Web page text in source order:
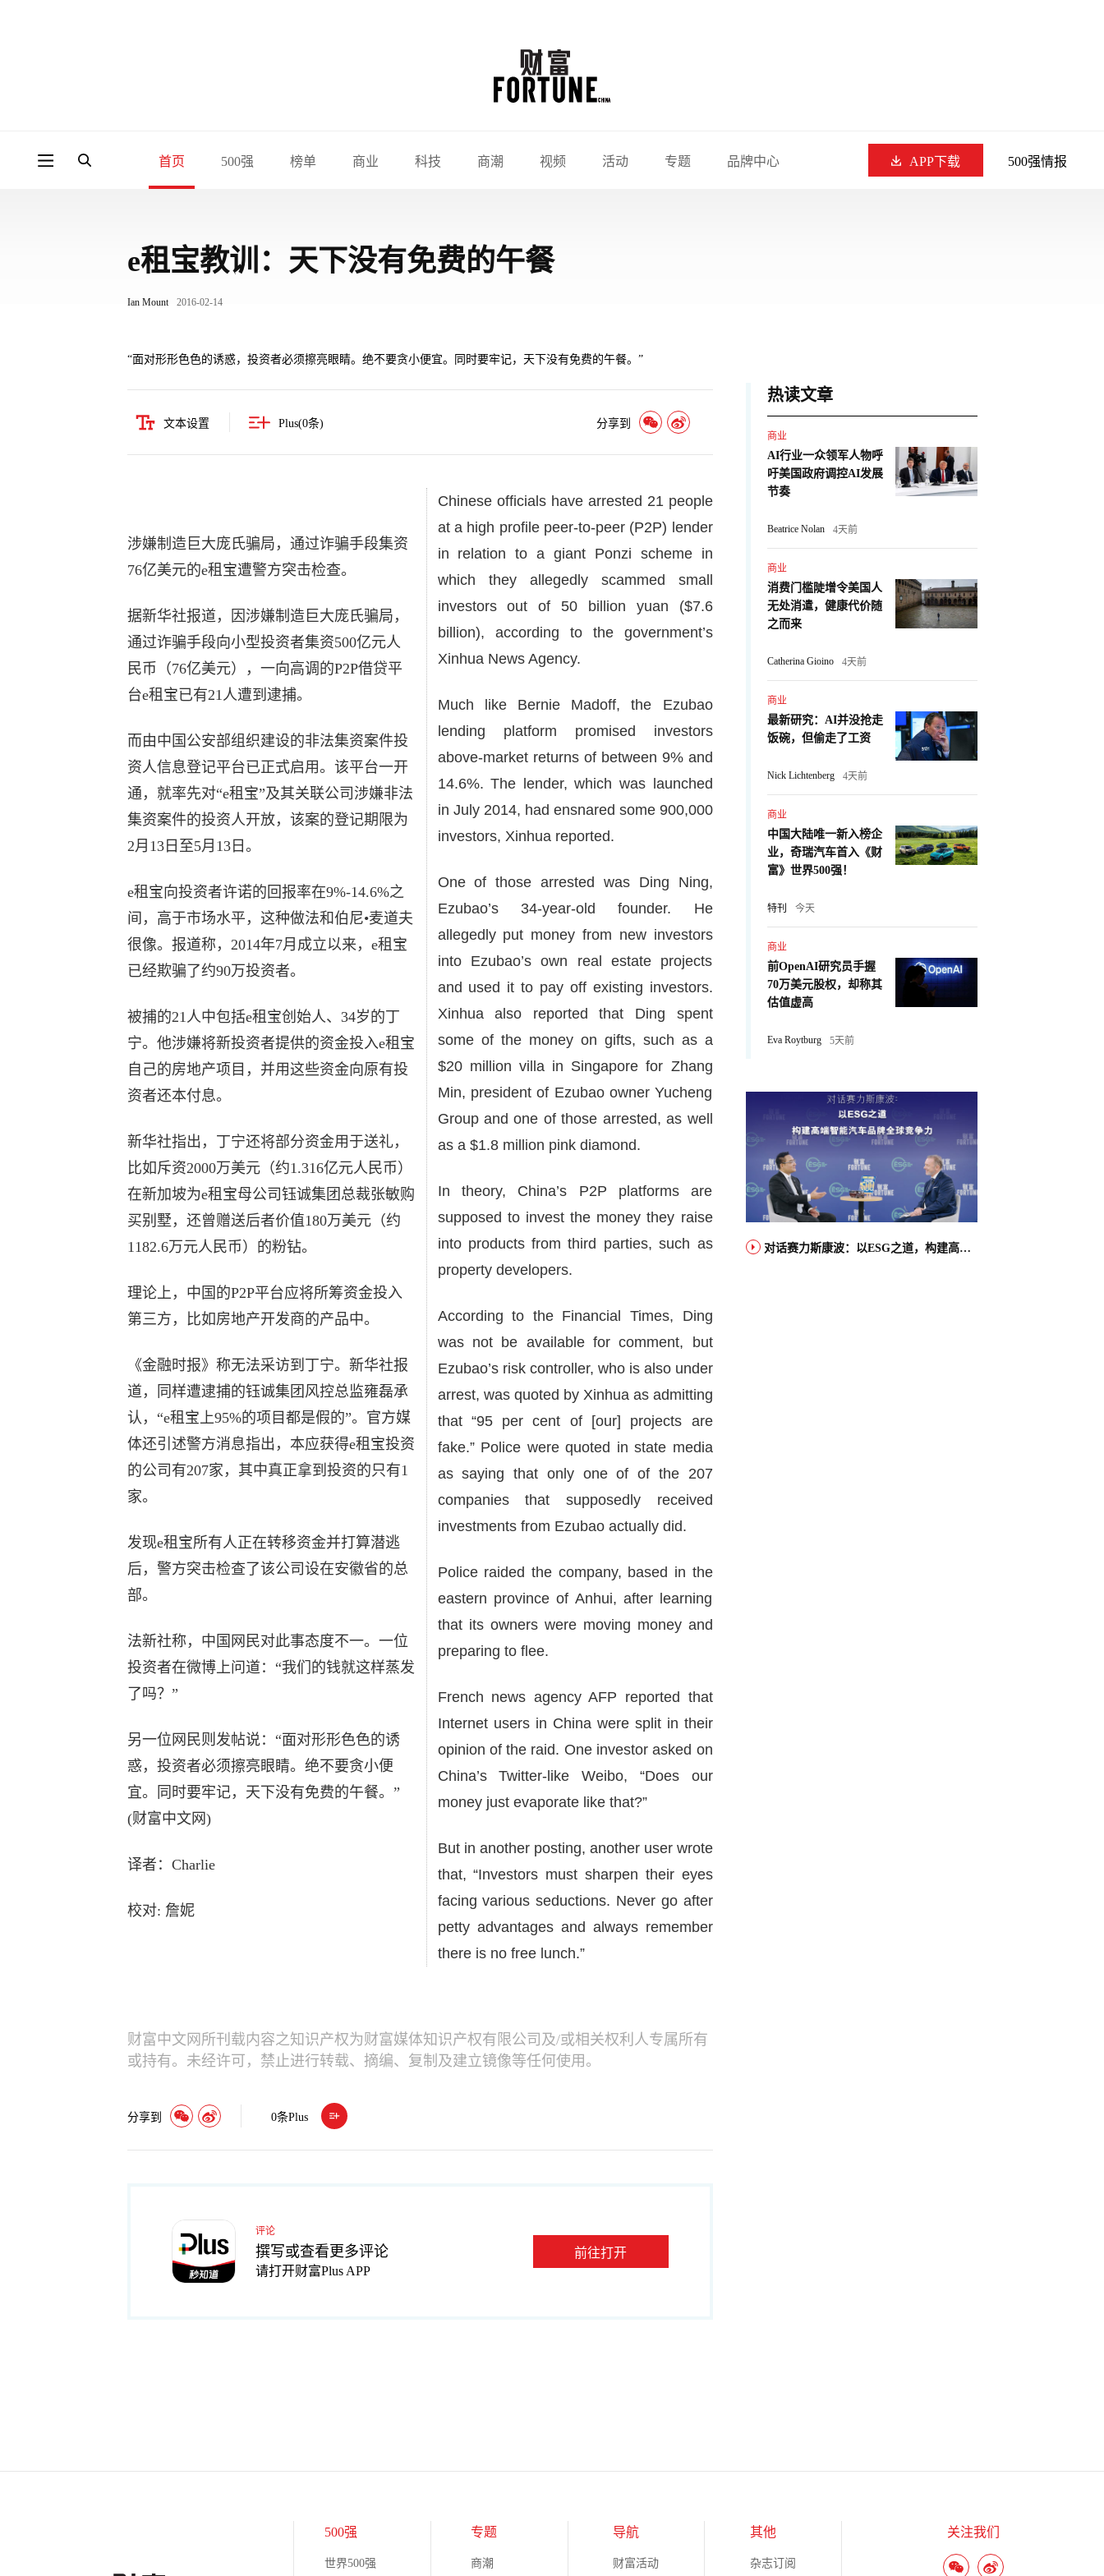
首页 500强 榜单 商业 科技 商潮 视频 活动 专题 品牌中心 APP下载 500强情报
e租宝教训：天下没有免费的午餐
Ian Mount 2016-02-14
“面对形形色色的诱惑，投资者必须擦亮眼睛。绝不要贪小便宜。同时要牢记，天下没有免费的午餐。”
文本设置 Plus(0条) 分享到
涉嫌制造巨大庞氏骗局，通过诈骗手段集资
76亿美元的e租宝遭警方突击检查。
据新华社报道，因涉嫌制造巨大庞氏骗局，
通过诈骗手段向小型投资者集资500亿元人
民币（76亿美元），一向高调的P2P借贷平
台e租宝已有21人遭到逮捕。
而由中国公安部组织建设的非法集资案件投
资人信息登记平台已正式启用。该平台一开
通，就率先对“e租宝”及其关联公司涉嫌非法
集资案件的投资人开放，该案的登记期限为
2月13日至5月13日。
e租宝向投资者许诺的回报率在9%-14.6%之
间，高于市场水平，这种做法和伯尼•麦道夫
很像。报道称，2014年7月成立以来，e租宝
已经欺骗了约90万投资者。
被捕的21人中包括e租宝创始人、34岁的丁
宁。他涉嫌将新投资者提供的资金投入e租宝
自己的房地产项目，并用这些资金向原有投
资者还本付息。
新华社指出，丁宁还将部分资金用于送礼，
比如斥资2000万美元（约1.316亿元人民币）
在新加坡为e租宝母公司钰诚集团总裁张敏购
买别墅，还曾赠送后者价值180万美元（约
1182.6万元人民币）的粉钻。
理论上，中国的P2P平台应将所筹资金投入
第三方，比如房地产开发商的产品中。
《金融时报》称无法采访到丁宁。新华社报
道，同样遭逮捕的钰诚集团风控总监雍磊承
认，“e租宝上95%的项目都是假的”。官方媒
体还引述警方消息指出，本应获得e租宝投资
的公司有207家，其中真正拿到投资的只有1
家。
发现e租宝所有人正在转移资金并打算潜逃
后，警方突击检查了该公司设在安徽省的总
部。
法新社称，中国网民对此事态度不一。一位
投资者在微博上问道：“我们的钱就这样蒸发
了吗？”
另一位网民则发帖说：“面对形形色色的诱
惑，投资者必须擦亮眼睛。绝不要贪小便
宜。同时要牢记，天下没有免费的午餐。”
(财富中文网)
译者：Charlie
校对: 詹妮
Chinese officials have arrested 21 people
at a high profile peer-to-peer (P2P) lender
in relation to a giant Ponzi scheme in
which they allegedly scammed small
investors out of 50 billion yuan ($7.6
billion), according to the government’s
Xinhua News Agency.
Much like Bernie Madoff, the Ezubao
lending platform promised investors
above-market returns of between 9% and
14.6%. The lender, which was launched
in July 2014, had ensnared some 900,000
investors, Xinhua reported.
One of those arrested was Ding Ning,
Ezubao’s 34-year-old founder. He
allegedly put money from new investors
into Ezubao’s own real estate projects
and used it to pay off existing investors.
Xinhua also reported that Ding spent
some of the money on gifts, such as a
$20 million villa in Singapore for Zhang
Min, president of Ezubao owner Yucheng
Group and one of those arrested, as well
as a $1.8 million pink diamond.
In theory, China’s P2P platforms are
supposed to invest the money they raise
into products from third parties, such as
property developers.
According to the Financial Times, Ding
was not be available for comment, but
Ezubao’s risk controller, who is also under
arrest, was quoted by Xinhua as admitting
that “95 per cent of [our] projects are
fake.” Police were quoted in state media
as saying that only one of of the 207
companies that supposedly received
investments from Ezubao actually did.
Police raided the company, based in the
eastern province of Anhui, after learning
that its owners were moving money and
preparing to flee.
French news agency AFP reported that
Internet users in China were split in their
opinion of the raid. One investor asked on
China’s Twitter-like Weibo, “Does our
money just evaporate like that?”
But in another posting, another user wrote
that, “Investors must sharpen their eyes
facing various seductions. Never go after
petty advantages and always remember
there is no free lunch.”
财富中文网所刊载内容之知识产权为财富媒体知识产权有限公司及/或相关权利人专属所有
或持有。未经许可，禁止进行转载、摘编、复制及建立镜像等任何使用。
分享到 0条Plus
评论
撰写或查看更多评论
请打开财富Plus APP
前往打开
热读文章
商业
AI行业一众领军人物呼
吁美国政府调控AI发展
节奏
Beatrice Nolan 4天前
商业
消费门槛陡增令美国人
无处消遣，健康代价随
之而来
Catherina Gioino 4天前
商业
最新研究：AI并没抢走
饭碗，但偷走了工资
Nick Lichtenberg 4天前
商业
中国大陆唯一新入榜企
业，奇瑞汽车首入《财
富》世界500强！
特刊 今天
商业
前OpenAI研究员手握
70万美元股权，却称其
估值虚高
Eva Roytburg 5天前
对话赛力斯康波：以ESG之道，构建高端智能汽车品牌全球竞争力
500强
世界500强
专题
商潮
导航
财富活动
其他
杂志订阅
关注我们